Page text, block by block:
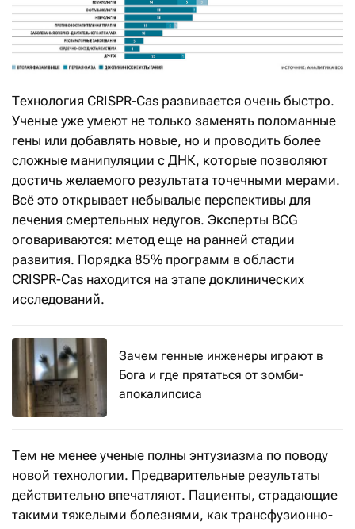
Технология CRISPR-Cas развивается очень быстро.
Ученые уже умеют не только заменять поломанные
гены или добавлять новые, но и проводить более
сложные манипуляции с ДНК, которые позволяют
достичь желаемого результата точечными мерами.
Всё это открывает небывалые перспективы для
лечения смертельных недугов. Эксперты BCG
оговариваются: метод еще на ранней стадии
развития. Порядка 85% программ в области
CRISPR-Cas находится на этапе доклинических
исследований.
Зачем генные инженеры играют в
Бога и где прятаться от зомби-
апокалипсиса
Тем не менее ученые полны энтузиазма по поводу
новой технологии. Предварительные результаты
действительно впечатляют. Пациенты, страдающие
такими тяжелыми болезнями, как трансфузионно-